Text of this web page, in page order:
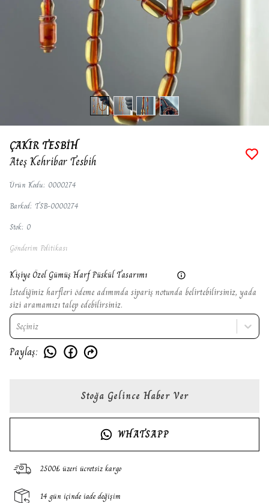
ÇAKIR TESBİH
Ateş Kehribar Tesbih
Ürün Kodu: 0000274
Barkod: TSB-0000274
Stok: 0
Gönderim Politikası
Kişiye Özel Gümüş Harf Püskül Tasarımı
İstediğiniz harfleri ödeme adımında sipariş notunda belirtebilirsiniz, yada
sizi aramamızı talep edebilirsiniz.
Seçiniz
Paylaş:
Stoğa Gelince Haber Ver
WHATSAPP
2500₺ üzeri ücretsiz kargo
14 gün içinde iade değişim